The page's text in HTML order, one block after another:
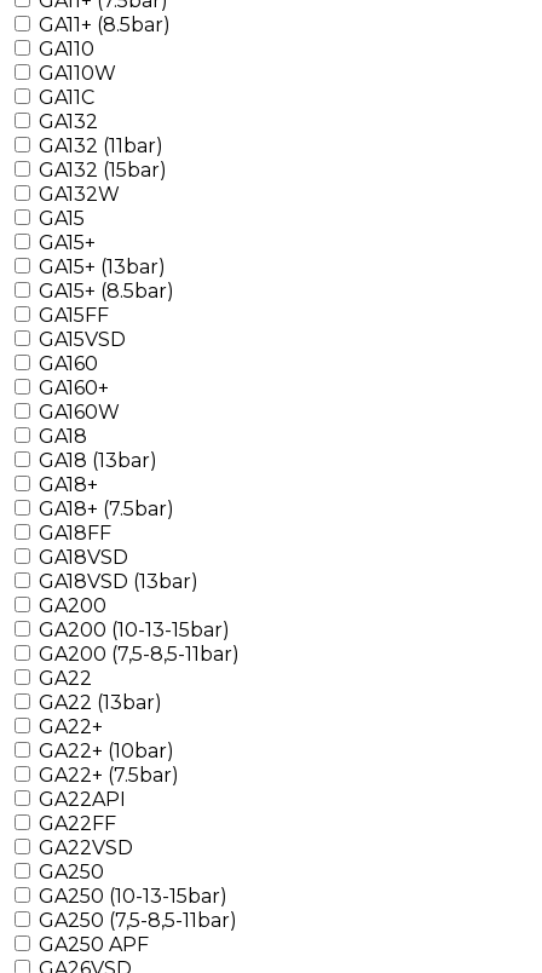
GA11+ (8.5bar)
GA110
GA110W
GA11C
GA132
GA132 (11bar)
GA132 (15bar)
GA132W
GA15
GA15+
GA15+ (13bar)
GA15+ (8.5bar)
GA15FF
GA15VSD
GA160
GA160+
GA160W
GA18
GA18 (13bar)
GA18+
GA18+ (7.5bar)
GA18FF
GA18VSD
GA18VSD (13bar)
GA200
GA200 (10-13-15bar)
GA200 (7,5-8,5-11bar)
GA22
GA22 (13bar)
GA22+
GA22+ (10bar)
GA22+ (7.5bar)
GA22API
GA22FF
GA22VSD
GA250
GA250 (10-13-15bar)
GA250 (7,5-8,5-11bar)
GA250 APF